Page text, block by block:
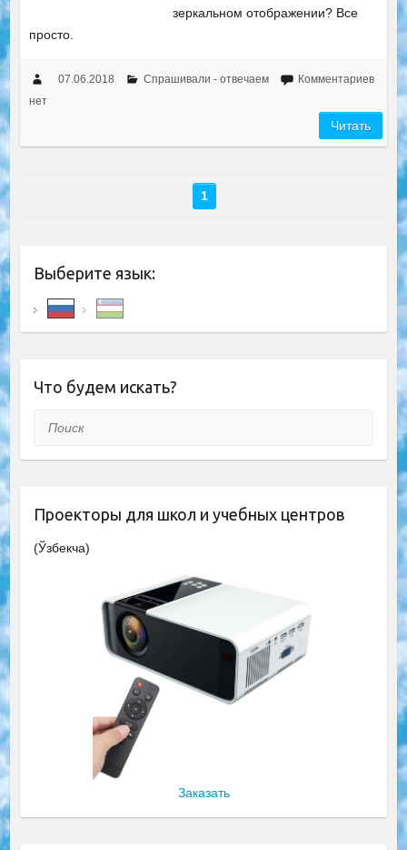
зеркальном отображении? Все
просто.
07.06.2018 Спрашивали - отвечаем
Комментариев
нет
Читать
1
Выберите язык:
Что будем искать?
Поиск
Проекторы для школ и учебных центров
(Ўзбекча)
Заказать